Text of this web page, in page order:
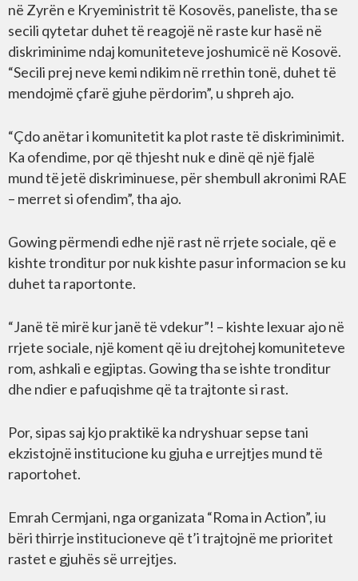
në Zyrën e Kryeministrit të Kosovës, paneliste, tha se
secili qytetar duhet të reagojë në raste kur hasë në
diskriminime ndaj komuniteteve joshumicë në Kosovë.
“Secili prej neve kemi ndikim në rrethin tonë, duhet të
mendojmë çfarë gjuhe përdorim”, u shpreh ajo.
“Çdo anëtar i komunitetit ka plot raste të diskriminimit.
Ka ofendime, por që thjesht nuk e dinë që një fjalë
mund të jetë diskriminuese, për shembull akronimi RAE
– merret si ofendim”, tha ajo.
Gowing përmendi edhe një rast në rrjete sociale, që e
kishte tronditur por nuk kishte pasur informacion se ku
duhet ta raportonte.
“Janë të mirë kur janë të vdekur”! – kishte lexuar ajo në
rrjete sociale, një koment që iu drejtohej komuniteteve
rom, ashkali e egjiptas. Gowing tha se ishte tronditur
dhe ndier e pafuqishme që ta trajtonte si rast.
Por, sipas saj kjo praktikë ka ndryshuar sepse tani
ekzistojnë institucione ku gjuha e urrejtjes mund të
raportohet.
Emrah Cermjani, nga organizata “Roma in Action”, iu
bëri thirrje institucioneve që t’i trajtojnë me prioritet
rastet e gjuhës së urrejtjes.